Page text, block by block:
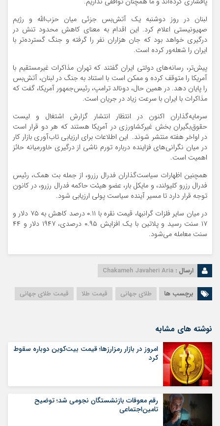
لبنان در روز دوشنبه یک آتش‌بس جزئی میان حزب‌الله و رژیم
صهیونیستی اعلام کرد. این اقدام به معنای کاهش محدود تنش در
درگیری‌ خواهد بود که جان هزاران نفر را گرفته و جنگ گسترده‌تر با
ایران را شعله‌ور کرده است.
پیش‌تر، رسانه‌های دولتی ایران گفتند که تهران مذاکرات غیرمستقیم با
آمریکا را متوقف کرده و ممکن است با استناد به جنگ در لبنان، آتش‌بس
را پایان دهد. در همین حال، دونالد ترامپ، رئیس‌جمهور آمریکا، گفت که
مذاکرات با ایران با سرعت زیاد در جریان است.
سرمایه‌گذاران اکنون در انتظار انتشار گزارش‌ اشتغال و لیست
حقوق‌بگیران بخش غیرکشاورزی در آمریکا هستند که هر دو قرار است
در اواخر هفته منتشر شوند. این اطلاعات برای ارزیابی تاب‌آوری بازار کار
در میان نگرانی‌های فزاینده درباره تورم ناشی از درگیری خاورمیانه حائز
اهمیت است.
همچنین اظهارات سیاست‌گذاران فدرال رزرو، از جمله بت همک، رئیس
فدرال رزرو کلیولند، و مایکل بار، عضو هیئت حاکمه فدرال رزرو، در کانون
توجه قرار دارد تا مسیر آینده سیاست پولی ارزیابی شود.
در میان سایر فلزات گرانبها، قیمت نقره با ۰.۱۱ درصد کاهش به ۷۵ دلار و
۱۷ سنت رسید و پلاتین با یک افزایش ۰.۹۵ درصدی، ۱۹۴۷ دلار و ۴۴
سنت معامله می‌شود.
ارسال : Chakameh Javaheri Aria
برچسب ها طلای جهانی قیمت طلا قیمت طلای جهانی
نوشته های مشابه
امروز در بازار رمزارزها؛ قیمت بیت‌کوین دوباره سقوط
کرد
رقم معوقات بازنشستگان نجومی شد؛ توضیح
تامین‌اجتماعی